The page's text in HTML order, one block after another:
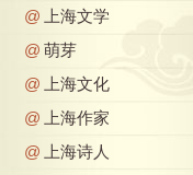
@
上海文学
@ 萌芽
@
上海文化
@
上海作家
@
上海诗人